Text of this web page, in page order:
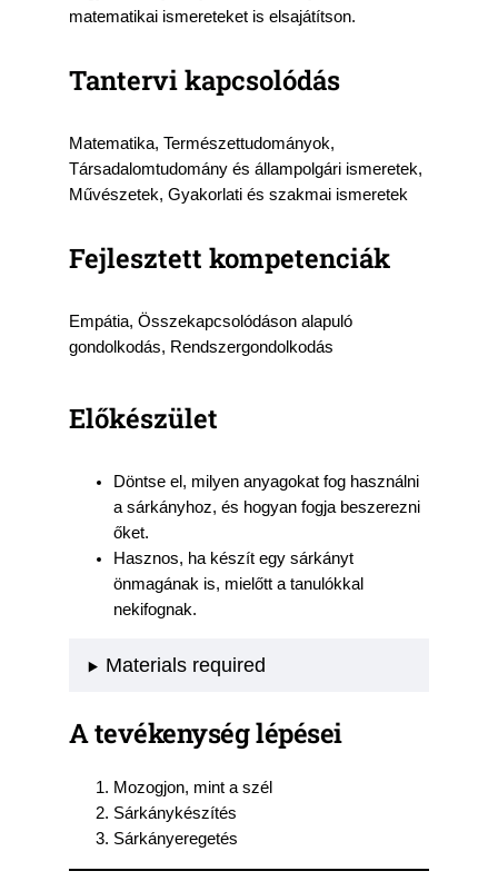
matematikai ismereteket is elsajátítson.
Tantervi kapcsolódás
Matematika, Természettudományok,
Társadalomtudomány és állampolgári ismeretek,
Művészetek, Gyakorlati és szakmai ismeretek
Fejlesztett kompetenciák
Empátia, Összekapcsolódáson alapuló
gondolkodás, Rendszergondolkodás
Előkészület
Döntse el, milyen anyagokat fog használni
a sárkányhoz, és hogyan fogja beszerezni
őket.
Hasznos, ha készít egy sárkányt
önmagának is, mielőtt a tanulókkal
nekifognak.
Materials required
A tevékenység lépései
Mozogjon, mint a szél
Sárkánykészítés
Sárkányeregetés